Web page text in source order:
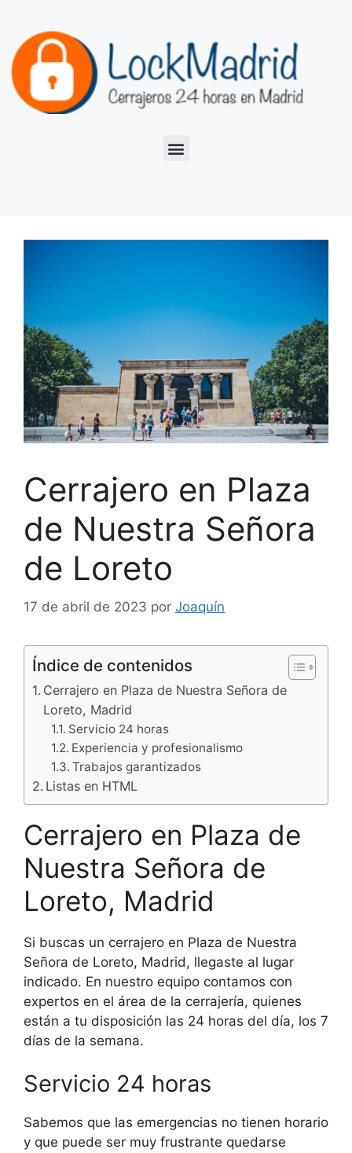
Cerrajero en Plaza
de Nuestra Señora
de Loreto
17 de abril de 2023 por Joaquín
Índice de contenidos
Cerrajero en Plaza de Nuestra Señora de
Loreto, Madrid
Servicio 24 horas
Experiencia y profesionalismo
Trabajos garantizados
Listas en HTML
Cerrajero en Plaza de
Nuestra Señora de
Loreto, Madrid
Si buscas un cerrajero en Plaza de Nuestra
Señora de Loreto, Madrid, llegaste al lugar
indicado. En nuestro equipo contamos con
expertos en el área de la cerrajería, quienes
están a tu disposición las 24 horas del día, los 7
días de la semana.
Servicio 24 horas
Sabemos que las emergencias no tienen horario
y que puede ser muy frustrante quedarse